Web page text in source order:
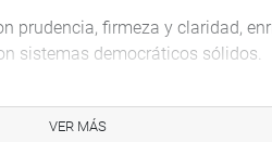
prudencia, firmeza y claridad,
sistemas democráticos sólidos.
legado que se espera continúe
VER MÁS